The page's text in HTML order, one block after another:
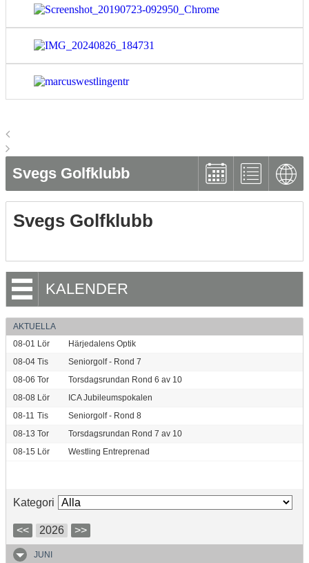
Svegs Golfklubb
Svegs Golfklubb
KALENDER
AKTUELLA
08-01 Lör
Härjedalens Optik
08-04 Tis
Seniorgolf - Rond 7
08-06 Tor
Torsdagsrundan Rond 6 av 10
08-08 Lör
ICA Jubileumspokalen
08-11 Tis
Seniorgolf - Rond 8
08-13 Tor
Torsdagsrundan Rond 7 av 10
08-15 Lör Westling Entreprenad
Kategori
<< 2026 >>
JUNI